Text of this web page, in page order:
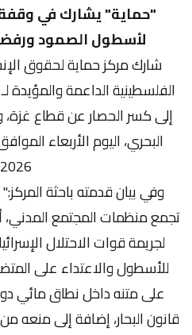
"حماية" يشارك في
لأسطول الصمود
شارك مركز حماية لحقوق
الفلسطينية الداعمة
إلى كسر الحصار عن قطاع
البحري، اليوم الأربعاء
2026.
وفي بيان قدمته باحثة
تجمع منظمات المجتمع المدني،
لجريمة قوات الاحتلال
للأسطول والاعتداء على
على متنه داخل نطاق مائي
قانون البحار، إضافة إلى